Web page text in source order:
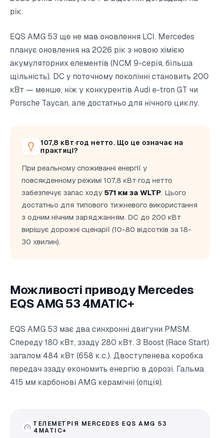
рік.
EQS AMG 53 ще не мав оновлення LCI. Mercedes
планує оновлення на 2026 рік з новою хімією
акумуляторних елементів (NCM 9-серія, більша
щільність). DC у поточному поколінні становить 200
кВт — менше, ніж у конкурентів Audi e-tron GT чи
Porsche Taycan, але достатньо для нічного циклу.
107,8 кВт·год нетто. Що це означає на
практиці?
При реальному споживанні енергії у
повсякденному режимі 107,8 кВт·год нетто
забезпечує запас ходу 571 км за WLTP. Цього
достатньо для типового тижневого використання
з одним нічним заряджанням. DC до 200 кВт
вирішує дорожні сценарії (10-80 відсотків за 18-
30 хвилин).
Можливості приводу Mercedes
EQS AMG 53 4MATIC+
EQS AMG 53 має два синхронні двигуни PMSM.
Спереду 180 кВт, ззаду 280 кВт. З Boost (Race Start)
загалом 484 кВт (658 к.с.). Двоступенева коробка
передач ззаду економить енергію в дорозі. Гальма
415 мм карбонові AMG керамічні (опція).
ТЕЛЕМЕТРІЯ MERCEDES EQS AMG 53
4MATIC+